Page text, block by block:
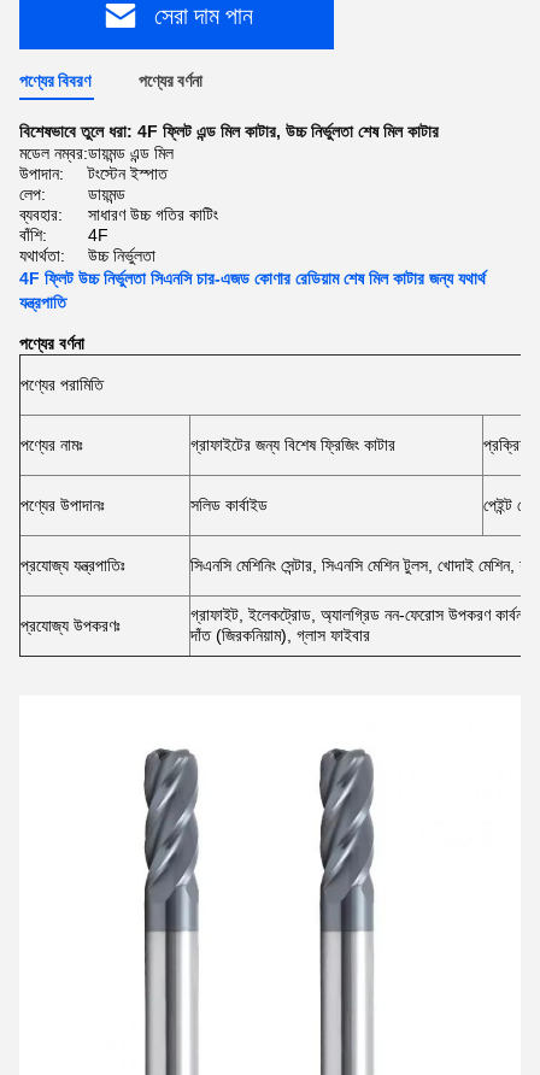
সেরা দাম পান
পণ্যের বিবরণ পণ্যের বর্ণনা
বিশেষভাবে তুলে ধরা: 4F ফ্লিট এন্ড মিল কাটার, উচ্চ নির্ভুলতা শেষ মিল কাটার
মডেল নম্বর:ডায়মন্ড এন্ড মিল
উপাদান:
টংস্টেন ইস্পাত
লেপ:
ডায়মন্ড
ব্যবহার:
সাধারণ উচ্চ গতির কাটিং
বাঁশি:
4F
যথার্থতা:
উচ্চ নির্ভুলতা
4F ফ্লিট উচ্চ নির্ভুলতা সিএনসি চার-এজড কোণার রেডিয়াম শেষ মিল কাটার জন্য যথার্থ
যন্ত্রপাতি
পণ্যের বর্ণনা
পণ্যের পরামিতি
পণ্যের নামঃ গ্রাফাইটের জন্য বিশেষ ফ্রিজিং কাটার
পণ্যের উপাদানঃ সলিড কার্বাইড পেইন্ট
প্রযোজ্য যন্ত্রপাতিঃ সিএনসি মেশিনিং সেন্টার, সিএনসি মেশিন টুলস, খোদাই মেশিন,
প্রযোজ্য উপকরণঃ
গ্রাফাইট, ইলেকট্রোড, অ্যালগ্রিড নন-ফেরোস উপকরণ কার্বন
দাঁত (জিরকনিয়াম), গ্লাস ফাইবার